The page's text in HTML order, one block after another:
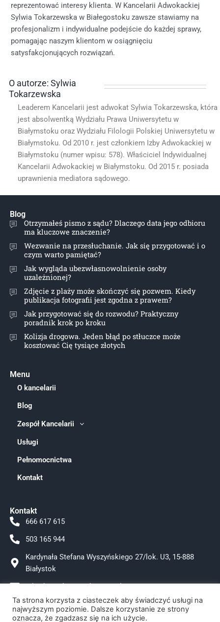
reprezentować interesy klienta. W Kancelarii Adwokackiej
Sylwia Tokarzewska w Białegostoku zawsze stawiamy na
profesjonalizm i indywidualne podejście do każdej sprawy,
pomagając naszym klientom w osiągnięciu
satysfakcjonujących rozwiązań.
O autorze: Sylwia
Tokarzewska
Leaderem Kancelarii jest adwokat Sylwia Tokarzewska, która
jest absolwentką Wydziału Prawa Uniwersytetu w
Białymstoku oraz Wydziału Filologii Polskiej Uniwersytetu w
Białymstoku. Od 2010 r. jest członkiem Izby Adwokackiej w
Białymstoku (numer wpisu: 578). Właściciel Indywidualnej
Kancelarii Adwokackiej w Białymstoku. Od 2015 r. posiada
uprawnienia mediatora sądowego.
Blog
Otrzymałeś pismo z sądu? Dlaczego data jego odbioru
ma kluczowe znaczenie?
Wezwanie na przesłuchanie. Jak się przygotować i o
czym warto pamiętać?
Jak wygląda ubezwłasnowolnienie osoby
uzależnionej?
Zdjęcie z plaży może skończyć się pozwem. Kiedy
publikacja fotografii jest zgodna z prawem?
Jak przygotować się do rozwodu? Praktyczny
poradnik krok po kroku
Kolizja drogowa. Jeden błąd po stłuczce może
kosztować Cię tysiące złotych
Menu
O kancelarii
Blog
Zespół Kancelarii
Usługi
Pełnomocnictwa
Kontakt
Kontakt
666 617 615
503 165 944
Kardynała Stefana Wyszyńskiego 27/lok. U3, 15-888
Białystok
adwokat.tokarzewska@gmail.com
Facebook
Ta strona korzysta z ciasteczek aby świadczyć usługi na
najwyższym poziomie. Dalsze korzystanie ze strony
oznacza, że zgadzasz się na ich użycie.